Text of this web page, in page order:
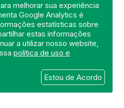
melhorar sua experiência
Google Analytics é
estatísticas sobre
estas informações
a utilizar nosso website,
política de uso e
Estou de Acordo
Friburgo